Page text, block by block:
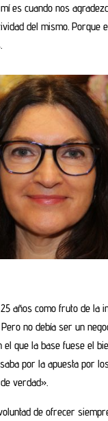
es cuando nos
del mismo. Porque
años como fruto de la
no debía ser un
el que la base fuese el
por la apuesta por
verdad».
de ofrecer